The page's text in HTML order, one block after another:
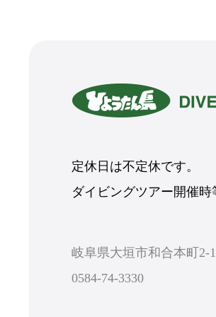
定休日は不定休です。
ダイビングツアー開催
岐阜県大垣市和合本町2-
0584-74-3330